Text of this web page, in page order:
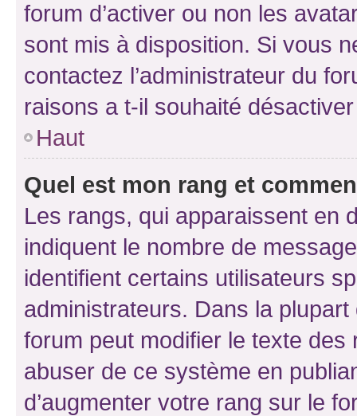
forum d’activer ou non les
sont mis à disposition. Si vous
contactez l’administrateur du
raisons a t-il souhaité
Haut
Quel est mon rang et
Les rangs, qui apparaissent en
indiquent le nombre de
identifient certains utilisateurs
administrateurs. Dans la
forum peut modifier le texte
abuser de ce système en
d’augmenter votre rang sur le